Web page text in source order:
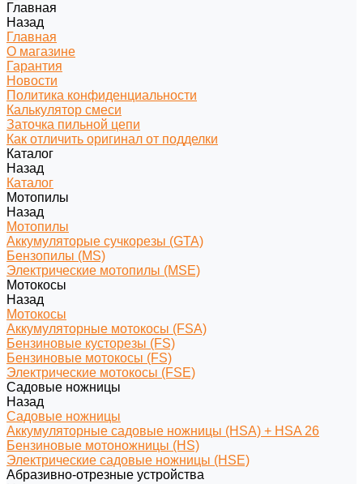
Главная
Назад
Главная
О магазине
Гарантия
Новости
Политика конфиденциальности
Калькулятор смеси
Заточка пильной цепи
Как отличить оригинал от подделки
Каталог
Назад
Каталог
Мотопилы
Назад
Мотопилы
Аккумуляторые сучкорезы (GTA)
Бензопилы (MS)
Электрические мотопилы (MSE)
Мотокосы
Назад
Мотокосы
Аккумуляторные мотокосы (FSA)
Бензиновые кусторезы (FS)
Бензиновые мотокосы (FS)
Электрические мотокосы (FSE)
Садовые ножницы
Назад
Садовые ножницы
Аккумуляторные садовые ножницы (HSA) + HSA 26
Бензиновые мотоножницы (HS)
Электрические садовые ножницы (HSE)
Абразивно-отрезные устройства